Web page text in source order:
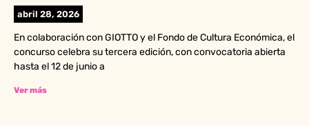
abril 28, 2026
En colaboración con GIOTTO y el Fondo de Cultura Económica, el
concurso celebra su tercera edición, con convocatoria abierta
hasta el 12 de junio a
Ver más